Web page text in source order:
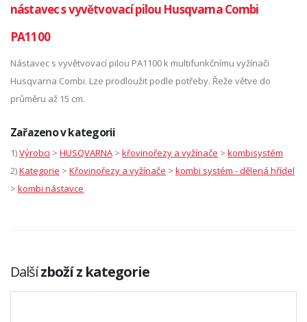
nástavec s vyvětvovací pilou Husqvarna Combi
PA1100
Nástavec s vyvětvovací pilou PA1100 k multifunkčnímu vyžínači
Husqvarna Combi. Lze prodloužit podle potřeby. Řeže větve do
průměru až 15 cm.
Zařazeno v kategorii
1)Výrobci > HUSQVARNA > křovinořezy a vyžínače > kombisystém
2)Kategorie > Křovinořezy a vyžínače > kombi systém - dělená hřídel
> kombi nástavce
Dalšízboží z kategorie